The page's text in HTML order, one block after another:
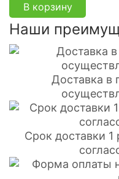
В корзину
Наши
Доставка в
Срок доставки